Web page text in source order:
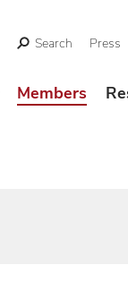
Search Press
Members